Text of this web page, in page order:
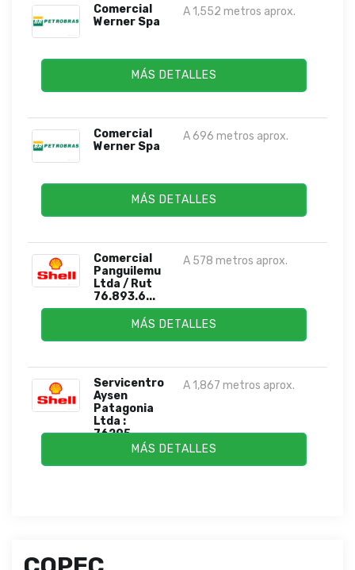
Comercial
Werner Spa
A 1,552 metros aprox.
MÁS DETALLES
Comercial
Werner Spa
A 696 metros aprox.
MÁS DETALLES
Comercial
Panguilemu
Ltda / Rut
76.893.6...
A 578 metros aprox.
MÁS DETALLES
Servicentro
Aysen
Patagonia
Ltda :
76295...
A 1,867 metros aprox.
MÁS DETALLES